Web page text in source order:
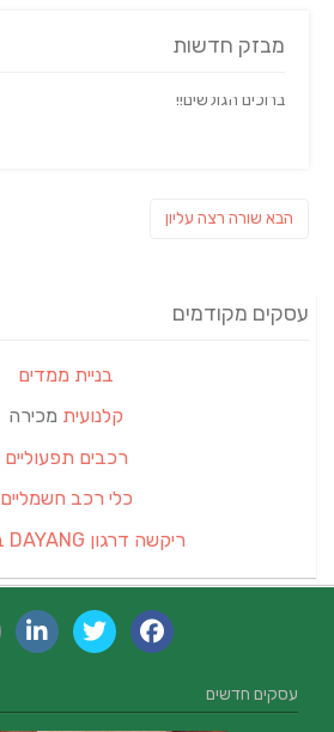
מבזק חדשות
הבא פוסט
שורה רצה עליון
עסקים מקודמים
בניית ממדים
קלנועית מכירה
רכבים תפעוליים
כלי רכב חשמליים
ריקשה דרגון DAYANG במבצע
עסקים חדשים